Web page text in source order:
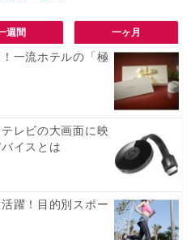
週間 一ヶ月
一流ホテルの「極
レビの大画面に映
イスとは
躍！目的別スポー